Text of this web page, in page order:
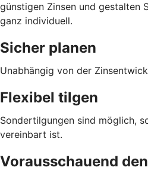
günstigen Zinsen und gestalten
ganz individuell.
Sicher planen
Unabhängig von der
Flexibel tilgen
Sondertilgungen sind möglich,
vereinbart ist.
Vorausschauend